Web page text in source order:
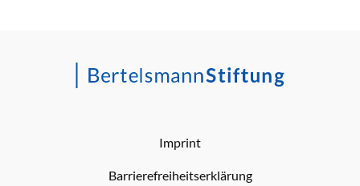
Imprint
Barrierefreiheitserklärung